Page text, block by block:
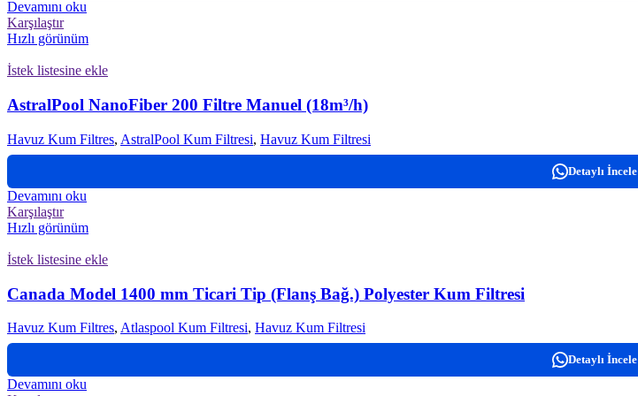
Devamını oku
Karşılaştır
Hızlı görünüm
İstek listesine ekle
AstralPool NanoFiber 200 Filtre Manuel (18m³/h)
Havuz Kum Filtres, AstralPool Kum Filtresi, Havuz Kum Filtresi
Detaylı İncele
Devamını oku
Karşılaştır
Hızlı görünüm
İstek listesine ekle
Canada Model 1400 mm Ticari Tip (Flanş Bağ.) Polyester Kum Filtresi
Havuz Kum Filtres, Atlaspool Kum Filtresi, Havuz Kum Filtresi
Detaylı İncele
Devamını oku